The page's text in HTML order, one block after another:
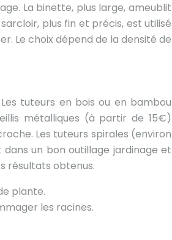
La binette, plus large, ameublit
plus fin et précis, est utilisé
Le choix dépend de la densité de
tuteurs en bois ou en bambou
métalliques (à partir de 15€)
Les tuteurs spirales (environ
un bon outillage jardinage et
résultats obtenus.
plante.
les racines.